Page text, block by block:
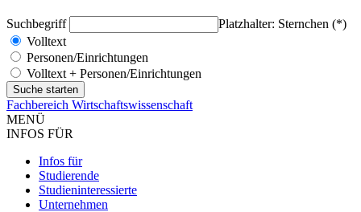
Suchbegriff
Platzhalter: Sternchen (*)
Volltext
Personen/Einrichtungen
Volltext + Personen/Einrichtungen
Fachbereich Wirtschaftswissenschaft
MENÜ
INFOS FÜR
Infos für
Studierende
Studieninteressierte
Unternehmen